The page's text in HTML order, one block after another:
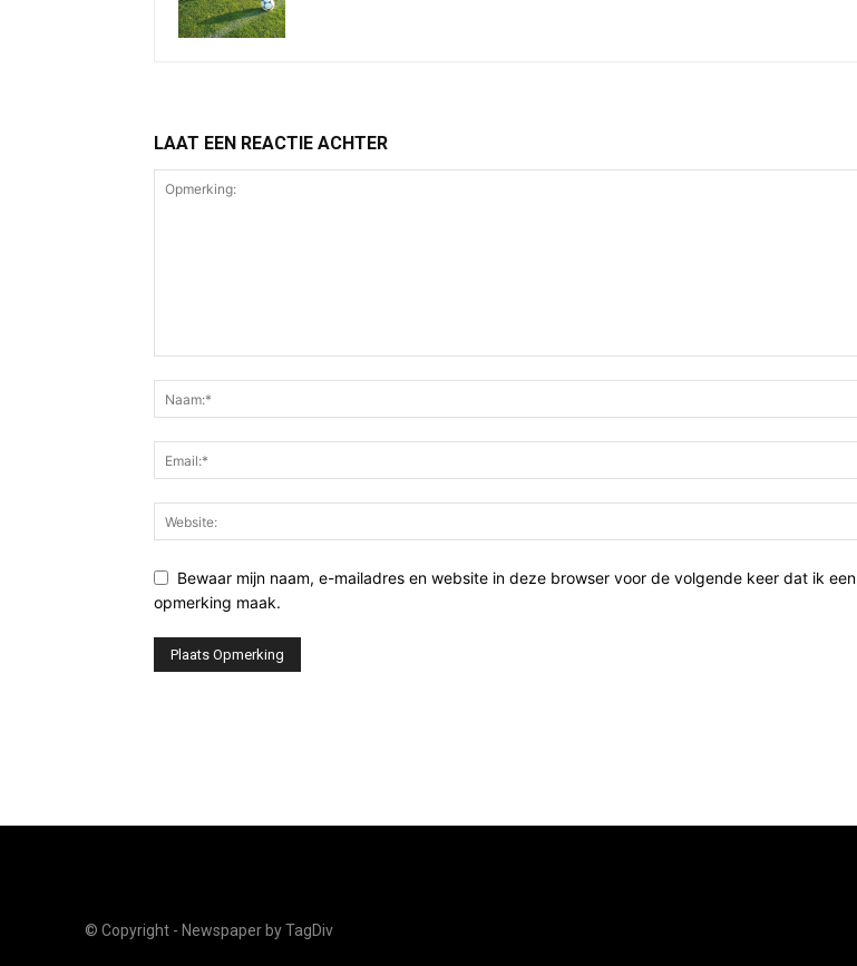
LAAT EEN REACTIE ACHTER
Bewaar mijn naam, e-mailadres en website in deze browser voor de volgende keer dat ik een
opmerking maak.
© Copyright - Newspaper by TagDiv